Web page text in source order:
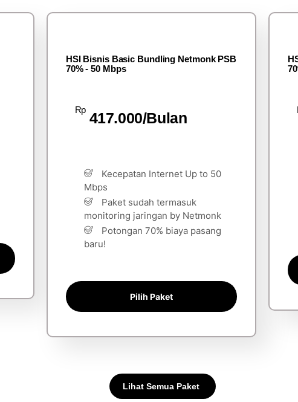
HSI Bisnis Basic Bundling Netmonk PSB
70% - 50 Mbps
Rp 417.000/Bulan
Kecepatan Internet Up to 50
Mbps
Paket sudah termasuk
monitoring jaringan by Netmonk
Potongan 70% biaya pasang
baru!
Pilih Paket
Lihat Semua Paket